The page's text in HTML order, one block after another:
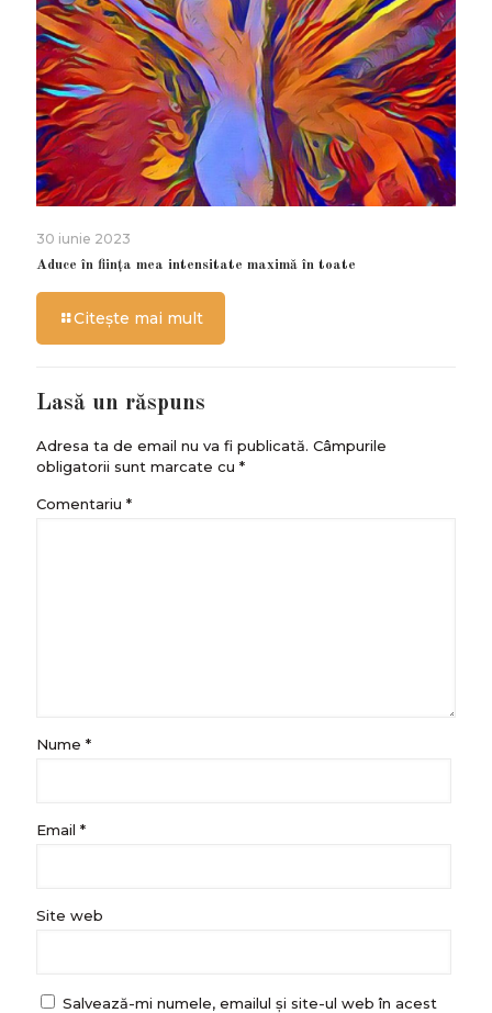
30 iunie 2023
Aduce în ființa mea intensitate maximă în toate
Citește mai mult
Lasă un răspuns
Adresa ta de email nu va fi publicată. Câmpurile
obligatorii sunt marcate cu *
Comentariu *
Nume *
Email *
Site web
Salvează-mi numele, emailul și site-ul web în acest